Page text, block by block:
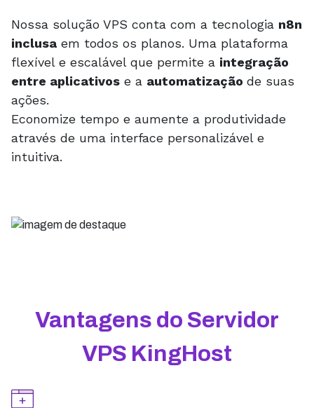
Nossa solução VPS conta com a tecnologia n8n
inclusa em todos os planos. Uma plataforma
flexível e escalável que permite a integração
entre aplicativos e a automatização de suas
ações.
Economize tempo e aumente a produtividade
através de uma interface personalizável e
intuitiva.
Vantagens do Servidor
VPS KingHost